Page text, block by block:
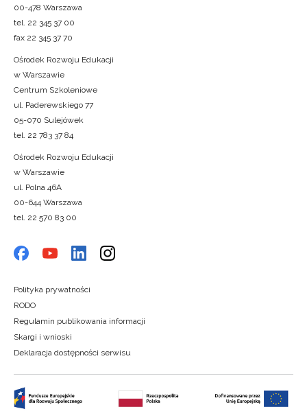
00-478 Warszawa
tel. 22 345 37 00
fax 22 345 37 70
Ośrodek Rozwoju Edukacji
w Warszawie
Centrum Szkoleniowe
ul. Paderewskiego 77
05-070 Sulejówek
tel. 22 783 37 84
Ośrodek Rozwoju Edukacji
w Warszawie
ul. Polna 46A
00-644 Warszawa
tel. 22 570 83 00
Polityka prywatności
RODO
Regulamin publikowania informacji
Skargi i wnioski
Deklaracja dostępności serwisu